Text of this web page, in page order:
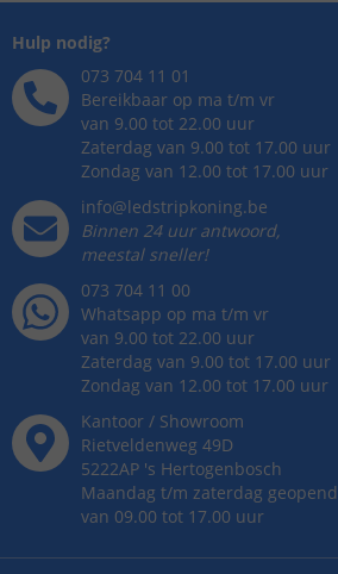
Hulp nodig?
073 704 11 01
Bereikbaar op ma t/m vr
van 9.00 tot 22.00 uur
Zaterdag van 9.00 tot 17.00 uur
Zondag van 12.00 tot 17.00 uur
info@ledstripkoning.be
Binnen 24 uur antwoord,
meestal sneller!
073 704 11 00
Whatsapp op ma t/m vr
van 9.00 tot 22.00 uur
Zaterdag van 9.00 tot 17.00 uur
Zondag van 12.00 tot 17.00 uur
Kantoor / Showroom
Rietveldenweg 49D
5222AP 's Hertogenbosch
Maandag t/m zaterdag geopend
van 09.00 tot 17.00 uur